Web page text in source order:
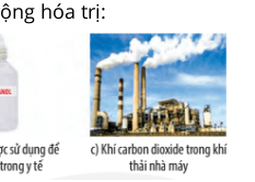
hóa trị: